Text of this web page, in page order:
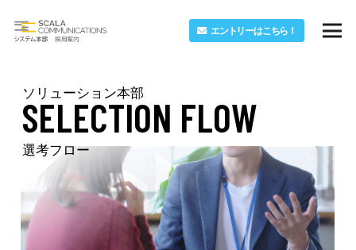
エントリーはこちら！
ソリューション本部
選考フロー
SELECTION FLOW